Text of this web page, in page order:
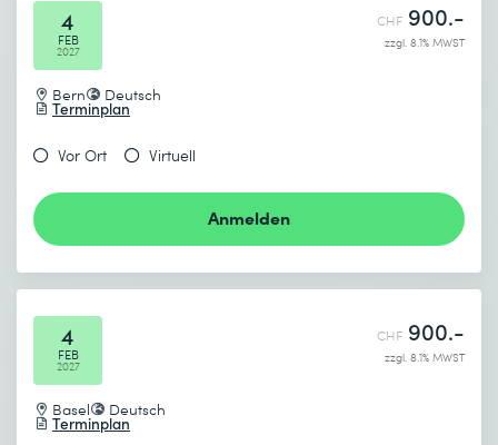
4
FEB
2027
Bern Deutsch
Terminplan
CHF 900.-
zzgl. 8.1% MWST
Vor Ort Virtuell
Anmelden
4
FEB
2027
Basel Deutsch
Terminplan
CHF 900.-
zzgl. 8.1% MWST